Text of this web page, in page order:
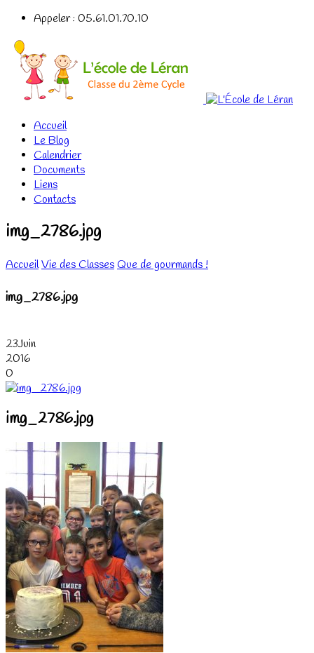
Appeler : 05.61.01.70.10
Accueil
Le Blog
Calendrier
Documents
Liens
Contacts
img_2786.jpg
AccueilVie des Classes Que de gourmands !
img_2786.jpg
23Juin
2016
0
img_2786.jpg